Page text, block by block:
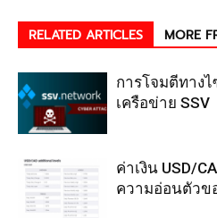
RELATED ARTICLES MORE
การโจมตีทางไ
เครือข่าย SSV
ค่าเงิน USD/
ความอ่อนตัวข